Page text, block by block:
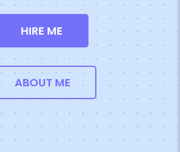
HIRE ME
ABOUT ME